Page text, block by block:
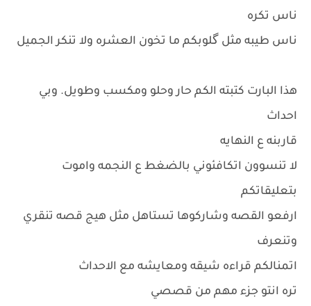
ناس تكره
ناس طيبه مثل گلوبكم ما تخون العشره ولا تنكر الجميل
هذا البارت كتبته الكم حار وحلو ومكسب وطويل. وبي
احداث
قاربنه ع النهايه
لا تنسوون اتكافئوني بالضغط ع النجمه واموت
بتعليقاتكم
ارفعو القصه وشاركوها تستاهل مثل هيج قصه تنقري
وتنعرف
اتمنالكم قراءه شيقه ومعايشه مع الاحداث
تره انتو جزء مهم من قصصي